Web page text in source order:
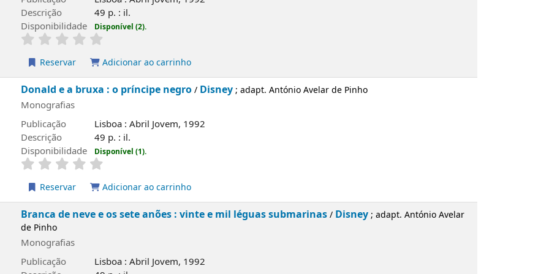
49 p. : il.
Disponível (2).
Adicionar ao carrinho
a bruxa : o príncipe negro/Disney; adapt. António Avelar de Pinho
Lisboa : Abril Jovem, 1992
49 p. : il.
Disponível (1).
Adicionar ao carrinho
de neve e os sete anões : vinte e mil léguas submarinas/Disney; adapt. António Avelar de Pinho
Lisboa : Abril Jovem, 1992
49 p. : il.